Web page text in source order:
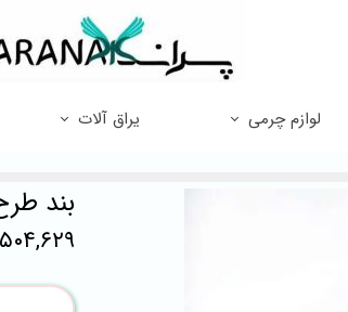
لوازم چرمی یراق آلات
بند طرح پری
۵۰۴,۶۲۹ تومان